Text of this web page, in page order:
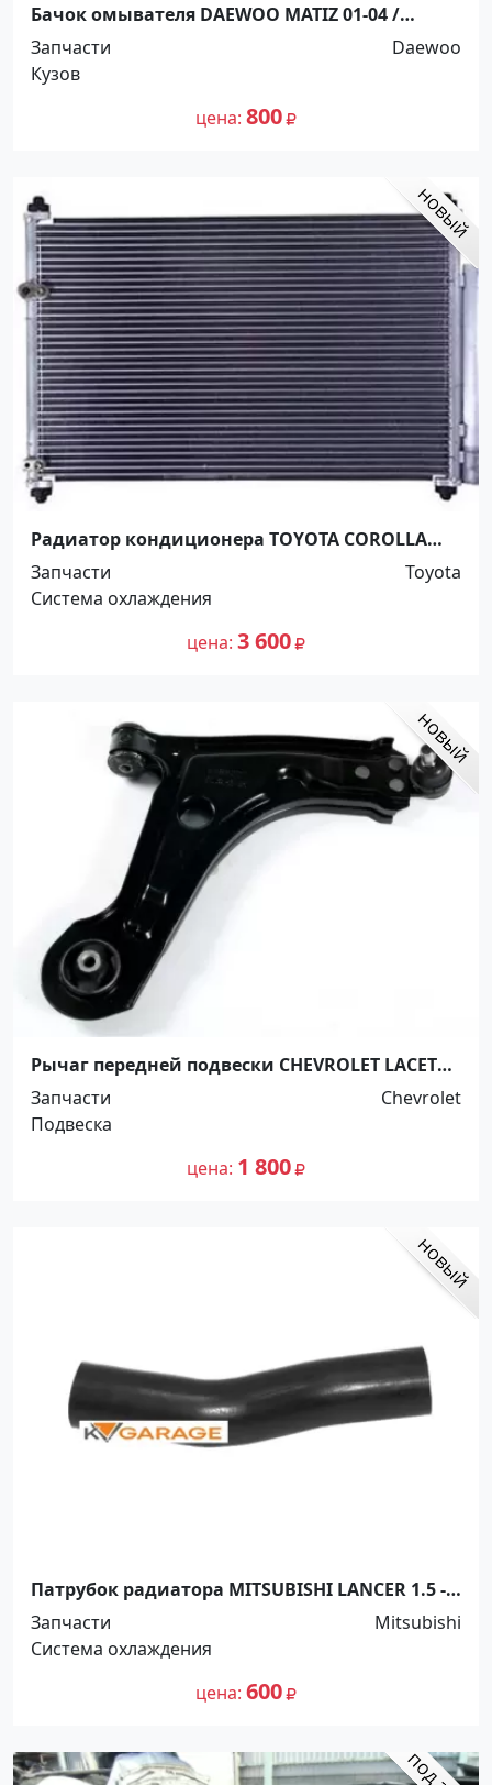
Бачок омывателя DAEWOO MATIZ 01-04 /
CHEVROLET SPARK 98-05 / CHERY QQ без мотора
Краснодар
Запчасти
Daewoo
Кузов
цена 800
Радиатор кондиционера TOYOTA COROLLA
ZRE140 Краснодар
Запчасти
Toyota
Система охлаждения
цена 3 600
Рычаг передней подвески CHEVROLET LACETTI
2005-2015 LH,RH Краснодар
Запчасти
Chevrolet
Подвеска
цена 1 800
Патрубок радиатора MITSUBISHI LANCER 1.5 -
1.6 2007 Краснодар
Запчасти
Mitsubishi
Система охлаждения
цена 600